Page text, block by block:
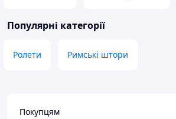
Популярні категорії
Ролети Римські штори
Покупцям